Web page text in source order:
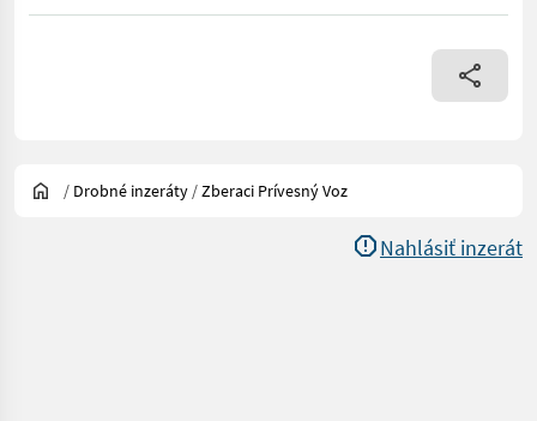
/ Drobné inzeráty /Zberaci Prívesný Voz
Nahlásiť inzerát